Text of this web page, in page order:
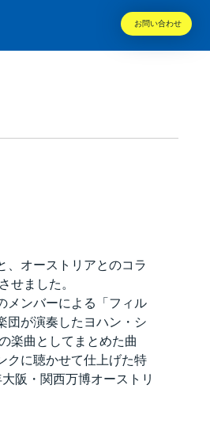
お問い合わせ
、オーストリアとのコラ
せました。
メンバーによる「フィル
団が演奏したヨハン・シ
楽曲としてまとめた曲
クに聴かせて仕上げた特
阪・関西万博オーストリ